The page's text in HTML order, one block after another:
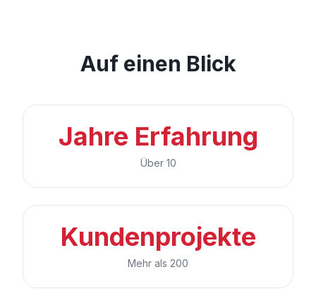
Auf einen Blick
Jahre Erfahrung
Über 10
Kundenprojekte
Mehr als 200